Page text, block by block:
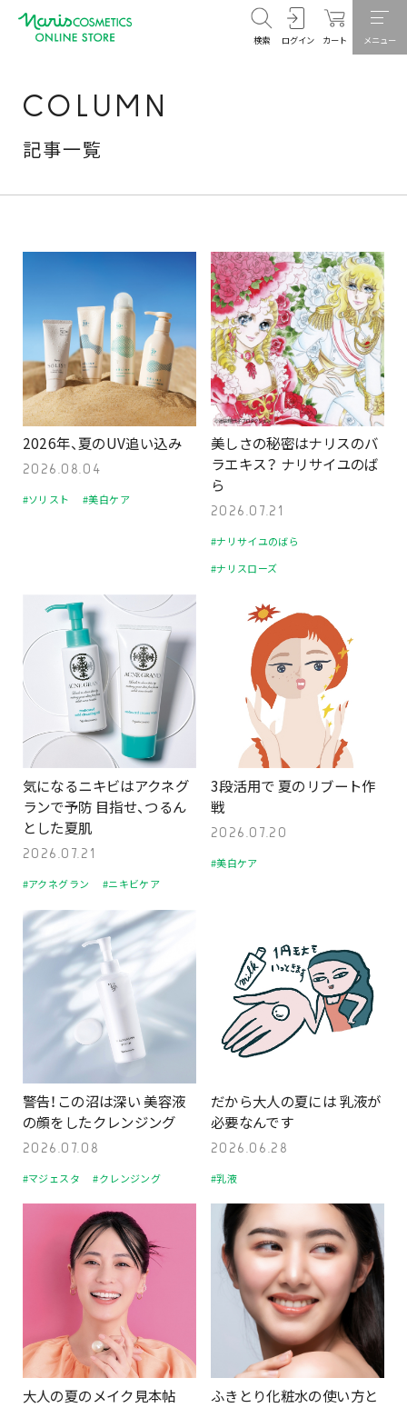
検索 ログイン カート メニュー
COLUMN
記事一覧
2026年、夏のUV追い込み
2026.08.04
#ソリスト #美白ケア
美しさの秘密はナリスのバ
ラエキス？ ナリサイユのば
ら
2026.07.21
#ナリサイユのばら
#ナリスローズ
気になるニキビはアクネグ
ランで予防 目指せ、つるん
とした夏肌
2026.07.21
#アクネグラン #ニキビケア
3段活用で 夏のリブート作
戦
2026.07.20
#美白ケア
警告！この沼は深い 美容液
の顔をしたクレンジング
2026.07.08
#マジェスタ #クレンジング
だから大人の夏には 乳液が
必要なんです
2026.06.28
#乳液
大人の夏のメイク見本帖
ふきとり化粧水の使い方と